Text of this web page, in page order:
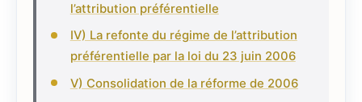
l’attribution préférentielle
IV) La refonte du régime de l’attribution
préférentielle par la loi du 23 juin 2006
V) Consolidation de la réforme de 2006